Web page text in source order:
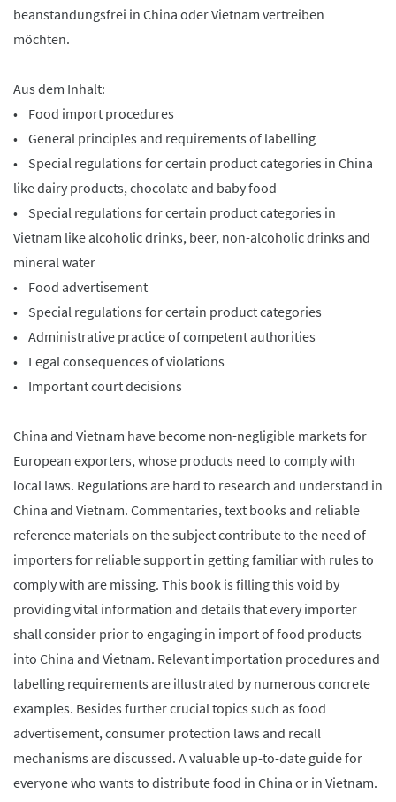
beanstandungsfrei in China oder Vietnam vertreiben
möchten.
Aus dem Inhalt:
• Food import procedures
• General principles and requirements of labelling
• Special regulations for certain product categories in China
like dairy products, chocolate and baby food
• Special regulations for certain product categories in
Vietnam like alcoholic drinks, beer, non-alcoholic drinks and
mineral water
• Food advertisement
• Special regulations for certain product categories
• Administrative practice of competent authorities
• Legal consequences of violations
• Important court decisions
China and Vietnam have become non-negligible markets for
European exporters, whose products need to comply with
local laws. Regulations are hard to research and understand in
China and Vietnam. Commentaries, text books and reliable
reference materials on the subject contribute to the need of
importers for reliable support in getting familiar with rules to
comply with are missing. This book is filling this void by
providing vital information and details that every importer
shall consider prior to engaging in import of food products
into China and Vietnam. Relevant importation procedures and
labelling requirements are illustrated by numerous concrete
examples. Besides further crucial topics such as food
advertisement, consumer protection laws and recall
mechanisms are discussed. A valuable up-to-date guide for
everyone who wants to distribute food in China or in Vietnam.